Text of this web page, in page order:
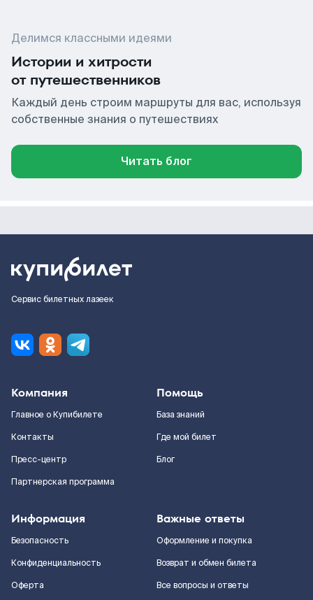
Делимся классными идеями
Истории и хитрости
от путешественников
Каждый день строим маршруты для вас, используя
собственные знания о путешествиях
Читать блог
Сервис билетных лазеек
Компания
Главное о Купибилете
Контакты
Пресс-центр
Партнерская программа
Помощь
База знаний
Где мой билет
Блог
Информация
Безопасность
Конфиденциальность
Оферта
Важные ответы
Оформление и покупка
Возврат и обмен билета
Все вопросы и ответы